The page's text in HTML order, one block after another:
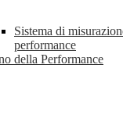
Sistema di
performance
della Performance